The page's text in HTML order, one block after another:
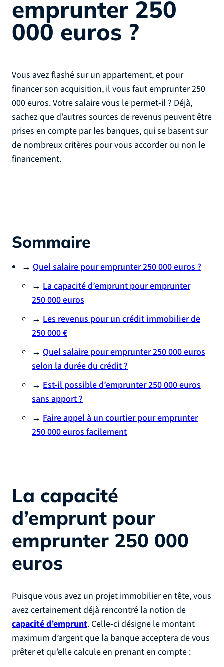
emprunter 250
000 euros ?
Vous avez flashé sur un appartement, et pour
financer son acquisition, il vous faut emprunter 250
000 euros. Votre salaire vous le permet-il ? Déjà,
sachez que d’autres sources de revenus peuvent être
prises en compte par les banques, qui se basent sur
de nombreux critères pour vous accorder ou non le
financement.
Sommaire
→ Quel salaire pour emprunter 250 000 euros ?
→ La capacité d’emprunt pour emprunter
250 000 euros
→ Les revenus pour un crédit immobilier de
250 000 €
→ Quel salaire pour emprunter 250 000 euros
selon la durée du crédit ?
→ Est-il possible d’emprunter 250 000 euros
sans apport ?
→ Faire appel à un courtier pour emprunter
250 000 euros facilement
La capacité
d’emprunt pour
emprunter 250 000
euros
Puisque vous avez un projet immobilier en tête, vous
avez certainement déjà rencontré la notion de
capacité d’emprunt. Celle-ci désigne le montant
maximum d’argent que la banque acceptera de vous
prêter et qu’elle calcule en prenant en compte :